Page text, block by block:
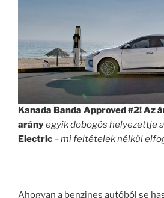
Kanada Banda Approved #2! Az
arányegyik dobogós helyezettje a
Electric – mi feltételek nélkül
Ahogyan a benzines autóból se